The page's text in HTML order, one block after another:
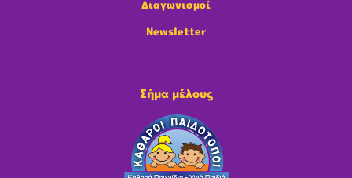
Διαγωνισμοί
Newsletter
Σήμα μέλους